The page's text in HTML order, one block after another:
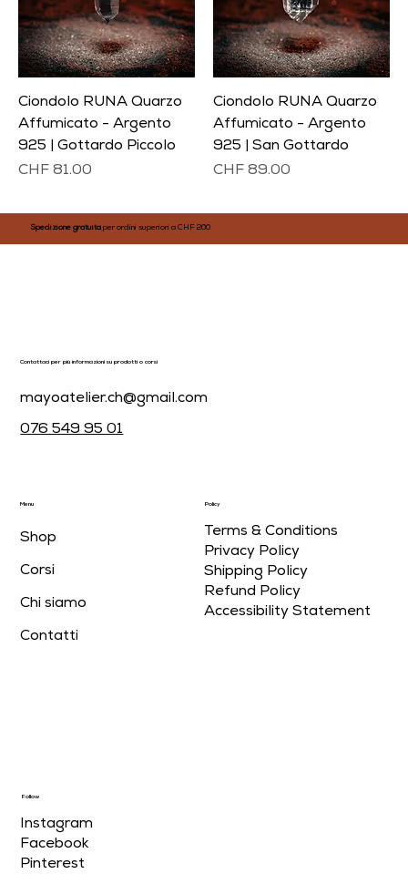
Spedizione gratuitaper ordini superiori a CHF 200
Ciondolo RUNA Quarzo
Affumicato - Argento
925 | Gottardo Piccolo
Prezzo
CHF 81.00
Ciondolo RUNA Quarzo
Affumicato - Argento
925 | San Gottardo
Prezzo
CHF 89.00
Contattaci per più informazioni su prodotti o corsi
mayoatelier.ch@gmail.com
076 549 95 01
Menu
Shop
Corsi
Chi siamo
Contatti
Policy
Terms & Conditions
Privacy Policy
Shipping Policy
Refund Policy
Accessibility Statement
Follow
Instagram
Facebook
Pinterest